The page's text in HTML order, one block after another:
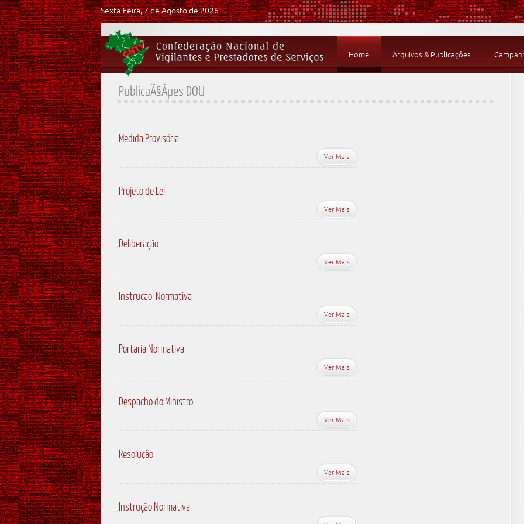
Sexta-Feira, 7 de Agosto de 2026
Home Arquivos & Publicações
PublicaÃ§Ãµes DOU
Medida Provisória
Ver Mais
Projeto de Lei
Ver Mais
Deliberação
Ver Mais
Instrucao-Normativa
Ver Mais
Portaria Normativa
Ver Mais
Despacho do Ministro
Ver Mais
Resolução
Ver Mais
Instrução Normativa